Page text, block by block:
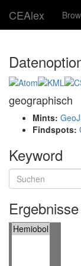
CEAlex
geographisch
Mints:
Findspots:
Keyword